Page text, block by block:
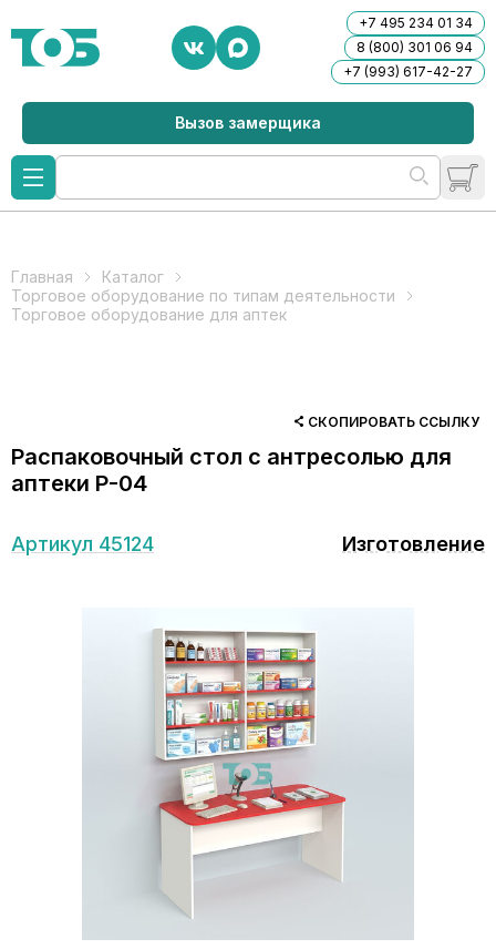
+7 495 234 01 34
8 (800) 301 06 94
+7 (993) 617-42-27
Вызов замерщика
Главная
Каталог
Торговое оборудование по типам деятельности
Торговое оборудование для аптек
СКОПИРОВАТЬ ССЫЛКУ
Распаковочный стол с антресолью для
аптеки Р-04
Артикул 45124 Изготовление